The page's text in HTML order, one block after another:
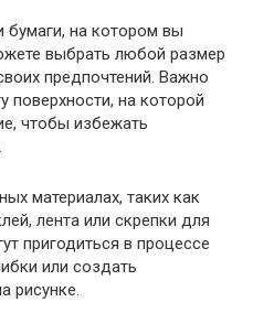
бумаги, на котором вы
выбрать любой размер
предпочтений. Важно
поверхности, на которой
чтобы избежать
материалах, таких как
лента или скрепки для
пригодиться в процессе
или создать
рисунке.